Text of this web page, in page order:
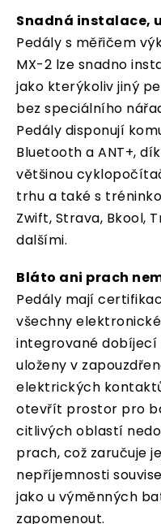
Snadná instalace,
Pedály s měřičem
MX-2 lze snadno
jako kterýkoliv jiný
bez speciálního
Pedály disponují
Bluetooth a ANT+,
většinou
trhu a také s
Zwift, Strava, Bkool,
dalšími.
Bláto ani prach
Pedály mají
všechny
integrované
uloženy v
elektrických
otevřít prostor pro
citlivých oblastí
prach, což zaručuje
nepříjemnosti
jako u výměnných
zapomenout.